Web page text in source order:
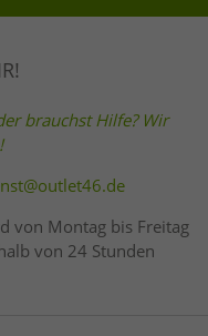
brauchst Hilfe? Wir
von Montag bis Freitag
von 24 Stunden